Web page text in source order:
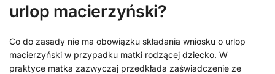
urlop macierzyński?
Co do zasady nie ma obowiązku składania wniosku o urlop
macierzyński w przypadku matki rodzącej dziecko. W
praktyce matka zazwyczaj przedkłada zaświadczenie ze